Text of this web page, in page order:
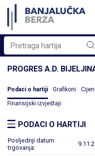
PROGRES A.D.
Podaci o hartiji Grafikoni
Finansijski izvještaji
PODACI O HARTIJI
Posljednji datum
trgovanja: